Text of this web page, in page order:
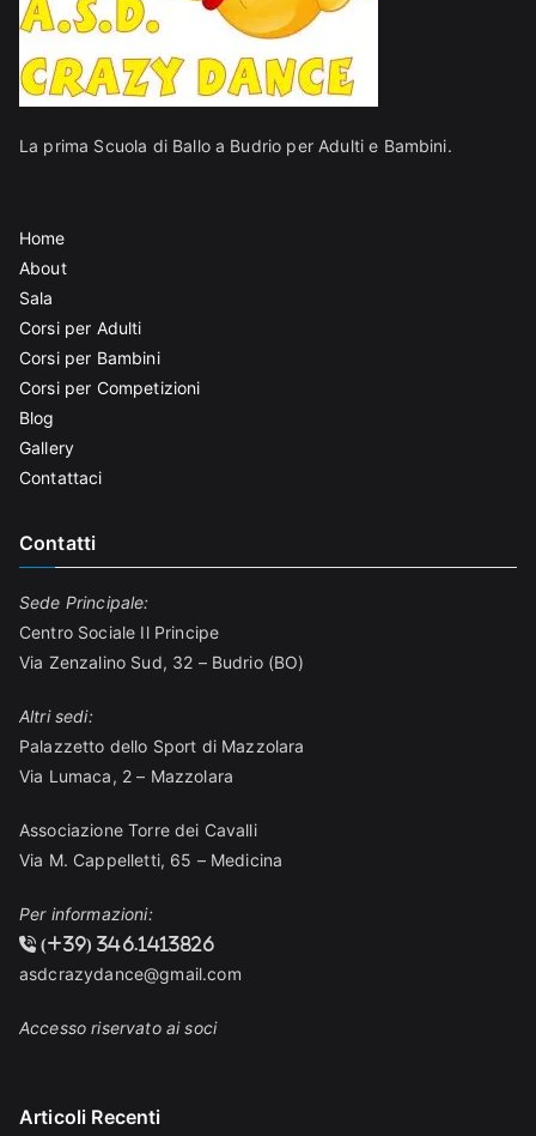
La prima Scuola di Ballo a Budrio per Adulti e Bambini.
Home
About
Sala
Corsi per Adulti
Corsi per Bambini
Corsi per Competizioni
Blog
Gallery
Contattaci
Contatti
Sede Principale:
Centro Sociale Il Principe
Via Zenzalino Sud, 32 – Budrio (BO)
Altri sedi:
Palazzetto dello Sport di Mazzolara
Via Lumaca, 2 – Mazzolara
Associazione Torre dei Cavalli
Via M. Cappelletti, 65 – Medicina
Per informazioni:
(+39) 346.1413826
asdcrazydance@gmail.com
Accesso riservato ai soci
Articoli Recenti